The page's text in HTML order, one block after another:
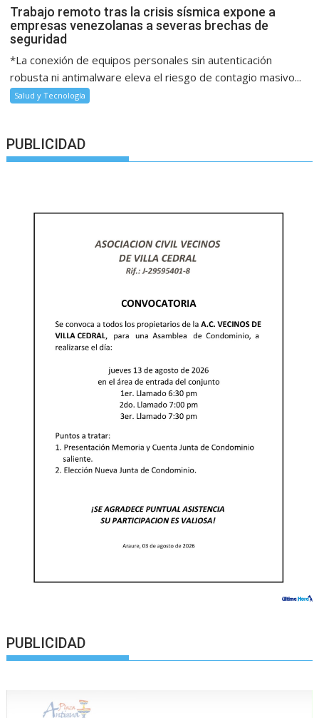
Trabajo remoto tras la crisis sísmica expone a
empresas venezolanas a severas brechas de
seguridad
*La conexión de equipos personales sin autenticación
robusta ni antimalware eleva el riesgo de contagio masivo...
Salud y Tecnología
PUBLICIDAD
PUBLICIDAD